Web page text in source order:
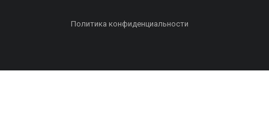
Политика конфиденциальности